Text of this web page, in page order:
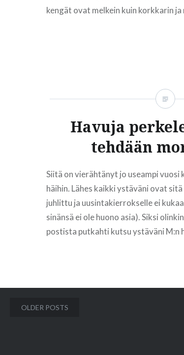
kengät ovat melkein kuin korkkarin
Havuja
tehdään
Siitä on vierähtänyt jo useampi vuosi
häihin. Lähes kaikki ystäväni ovat
juhlittu ja uusintakierrokselle ei
sinänsä ei ole huono asia). Siksi
postista putkahti kutsu ystäväni M:n
Posts
OLDER POSTS